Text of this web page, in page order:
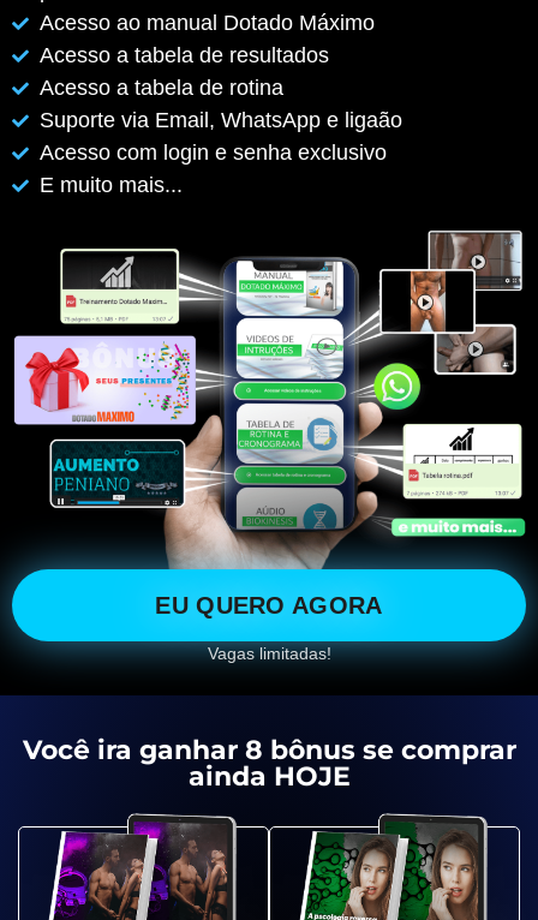
Acesso ao manual Dotado Máximo
Acesso a tabela de resultados
Acesso a tabela de rotina
Suporte via Email, WhatsApp e ligaão
Acesso com login e senha exclusivo
E muito mais...
EU QUERO AGORA
Vagas limitadas!
Você ira ganhar 8 bônus se comprar
ainda HOJE